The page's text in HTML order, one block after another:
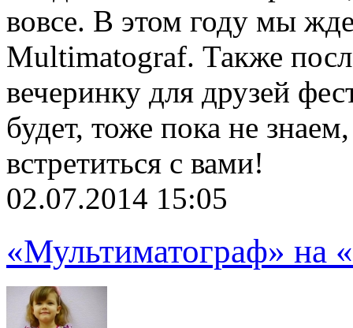
вовсе. В этом году мы
Multimatograf. Также
вечеринку для друзей
будет, тоже пока не
встретиться с вами!
02.07.2014 15:05
«Мультиматограф» на